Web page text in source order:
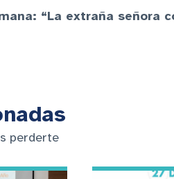
“La extraña señora
perderte